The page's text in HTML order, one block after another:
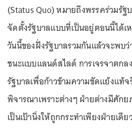
(Status Quo) หมายถึงพรรคร่วมรัฐ
จัดตั้งรัฐบาลแบบที่เป็นอยู่ตอนนี้ได้เ
วันนี้ของฝั่งรัฐบาลรวมกันแล้วจะพบ
ชนะแบบแลนด์สไลด์ การเจรจาตก
รัฐบาลเพื่อก้าวข้ามความขัดแย้งแท้
พิจารณาเพราะต่างๆ ฝ่ายต่างมีศัก
เป็นเป้านิ่งให้ถูกกระทำเพียงฝ่ายเดีย